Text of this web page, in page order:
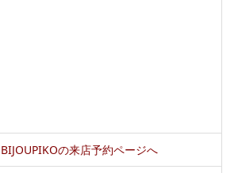
BIJOUPIKOの来店予約ページへ